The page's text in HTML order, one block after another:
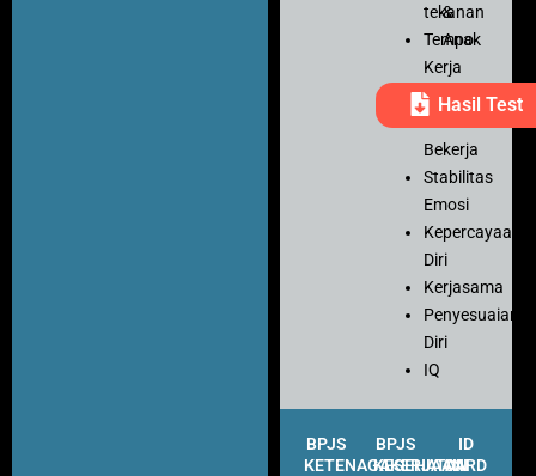
tekanan
Tempo
Kerja
Ketelitian
Motivasi
Bekerja
Stabilitas
Emosi
Kepercayaan
Diri
Kerjasama
Penyesuaian
Diri
IQ
&
Anak
Hasil Test
BPJS
KETENAGAKERJAAN
BPJS
KESEHATAN
ID
CARD